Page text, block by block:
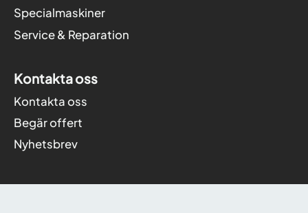
Specialmaskiner
Service & Reparation
Kontakta oss
Kontakta oss
Begär offert
Nyhetsbrev